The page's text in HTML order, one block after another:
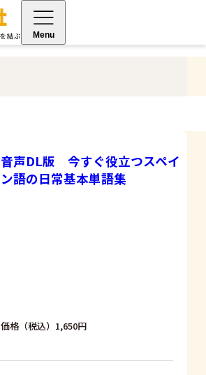
Menu
音声DL版 今すぐ役立つスペイ
ン語の日常基本単語集
価格（税込）1,650円